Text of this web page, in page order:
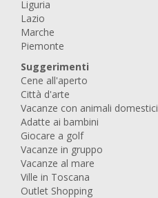
Liguria
Lazio
Marche
Piemonte
Suggerimenti
Cene all'aperto
Città d'arte
Vacanze con animali domestici
Adatte ai bambini
Giocare a golf
Vacanze in gruppo
Vacanze al mare
Ville in Toscana
Outlet Shopping